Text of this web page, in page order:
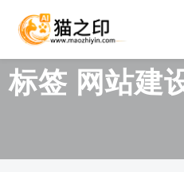
标签 网站建